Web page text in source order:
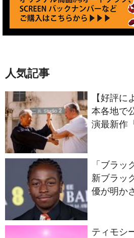
人気記事
【好評に
本各地で
演最新作
「ブラッ
新ブラッ
優が明か
ティモシ